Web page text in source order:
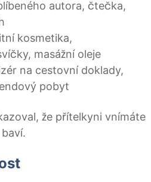
autora, čtečka,
kosmetika,
masážní oleje
na cestovní doklady,
pobyt
že přítelkyni vnímáte